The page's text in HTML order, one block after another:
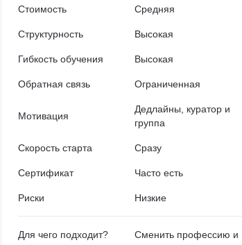
Стоимость Средняя
Структурность Высокая
Гибкость обучения Высокая
Обратная связь Ограниченная
Мотивация
Дедлайны, куратор и
группа
Скорость старта Сразу
Сертификат Часто есть
Риски Низкие
Для чего подходит?
Сменить профессию и